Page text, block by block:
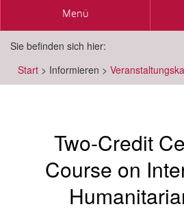
Toggle
Menü
Sie befinden sich hier:
Start > Informieren >
Two-Credit
Course on